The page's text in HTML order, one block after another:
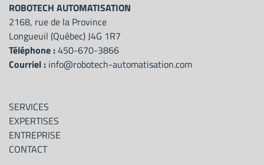
ROBOTECH AUTOMATISATION
2168, rue de la Province
Longueuil (Québec) J4G 1R7
Téléphone :450-670-3866
Courriel : info@robotech-automatisation.com
SERVICES
EXPERTISES
ENTREPRISE
CONTACT